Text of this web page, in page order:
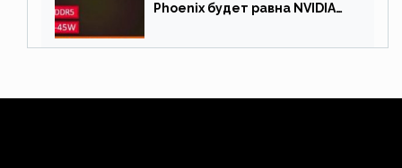
Phoenix будет равна NVIDIA